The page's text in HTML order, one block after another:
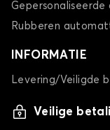
Rubberen
INFORMATIE
Levering/Veiligde
Veilige